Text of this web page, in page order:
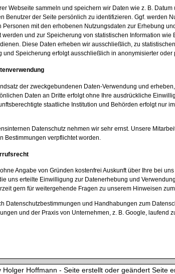
Webseite sammeln und speichern wir Daten wie z. B.
Benutzer der Seite persönlich zu identifizieren. Ggf. werden
Personen mit den erhobenen Nutzungsdaten zur Erhebung
und zur Speicherung von statistischen Information
Diese Daten erheben wir ausschließlich, zu
und Speicherung erfolgt ausschließlich in anonymisierter
der zweckgebundenen Daten-Verwendung und
Daten an Dritte erfolgt ohne Ihre ausdrückliche
staatliche Institution und Behörden erfolgt nur
Datenschutz nehmen wir sehr ernst. Unsere
Bestimmungen verpflichtet worden.
Angabe von Gründen kostenfrei Auskunft über Ihre bei
uns erteilte Einwilligung zur Datenerhebung und
gern für weitergehende Fragen zu unserem Hinweisen
Datenschutzbestimmungen und Handhabungen zum
und der Praxis von Unternehmen, z. B. Google, laufend
Holger Hoffmann - Seite erstellt oder geändert Seite